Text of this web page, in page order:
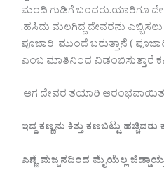
ಮಂದಿ ಗುಡಿಗೆ ಬಂದರು.ಯಾರಿಗೂ
.ಹಸಿದು ಮಲಗಿದ್ದ ದೇವರನು
ಪೂಜಾರಿ ಮುಂದೆ ಬರುತ್ತಾನೆ (
ಎಂಬ ಮಾತಿನಿಂದ ವಿಡಂಬಿಸುತ್ತಾರೆ
ಆಗ ದೇವರ ತಯಾರಿ
ಇದ್ದಕಣ್ಣನು ಕಿತ್ತುಕಣಬಟ್ಟು ಹಚ್ಚಿದರು
ಎಣ್ಣೆ ಮಜ್ಜನದಿಂದ ಮೈಯೆಲ್ಲ